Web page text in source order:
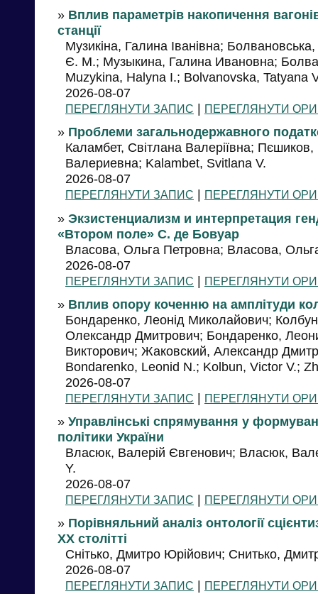
» Вплив параметрів накопичення
станції
Музикіна, Галина Іванівна;
Є. М.; Музыкина, Галина Ивановна;
Muzykina, Halyna I.; Bolvanovska, Tatyana
2026-08-07
ПЕРЕГЛЯНУТИ ЗАПИС | ПЕРЕГЛЯНУТИ
» Проблеми загальнодержавного
Каламбет, Світлана Валеріївна;
Валериевна; Kalambet, Svitlana V.
2026-08-07
ПЕРЕГЛЯНУТИ ЗАПИС | ПЕРЕГЛЯНУТИ
» Экзистенциализм и интерпретация
«Втором поле» С. де Бовуар
Власова, Ольга Петровна; Власова,
2026-08-07
ПЕРЕГЛЯНУТИ ЗАПИС | ПЕРЕГЛЯНУТИ
» Вплив опору коченню на амплітуди
Бондаренко, Леонід Миколайович;
Олександр Дмитрович; Бондаренко,
Викторович; Жаковский, Александр
Bondarenko, Leonid N.; Kolbun, Victor V.;
2026-08-07
ПЕРЕГЛЯНУТИ ЗАПИС | ПЕРЕГЛЯНУТИ
» Управлінські спрямування у
політики України
Власюк, Валерій Євгенович; Власюк,
Y.
2026-08-07
ПЕРЕГЛЯНУТИ ЗАПИС | ПЕРЕГЛЯНУТИ
» Порівняльний аналіз онтології
ХХ столітті
Снітько, Дмитро Юрійович; Снитько,
2026-08-07
ПЕРЕГЛЯНУТИ ЗАПИС | ПЕРЕГЛЯНУТИ